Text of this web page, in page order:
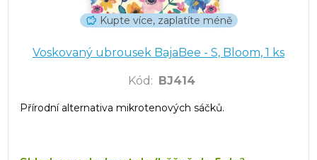
Kupte více, zaplatíte méně
Voskovaný ubrousek BajaBee - S, Bloom, 1 ks
Kód : BJ414
Přírodní alternativa mikrotenových sáčků.